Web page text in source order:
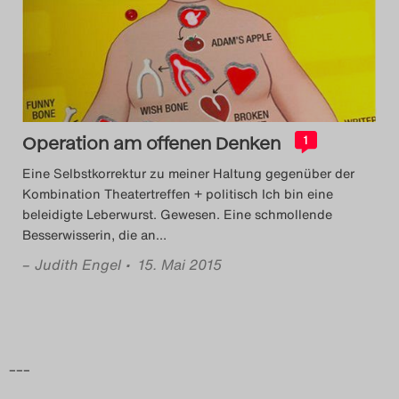
Das Theatertreffen-Blog
2014
Das Theatertreffen-Blog
2015
Das Theatertreffen-Blog
2016
Das Theatertreffen-Blog
Operation am offenen Denken 1
Eine Selbstkorrektur zu meiner Haltung gegenüber der
Kombination Theatertreffen + politisch Ich bin eine
beleidigte Leberwurst. Gewesen. Eine schmollende
Besserwisserin, die an…
– Judith Engel • 15. Mai 2015
–––